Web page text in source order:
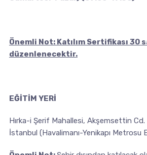
Önemli Not: Katılım Sertifikası 30
düzenlenecektir.
EĞİTİM YERİ
Hırka-i Şerif Mahallesi, Akşemsettin
İstanbul (Havalimanı-Yenikapı Metrosu